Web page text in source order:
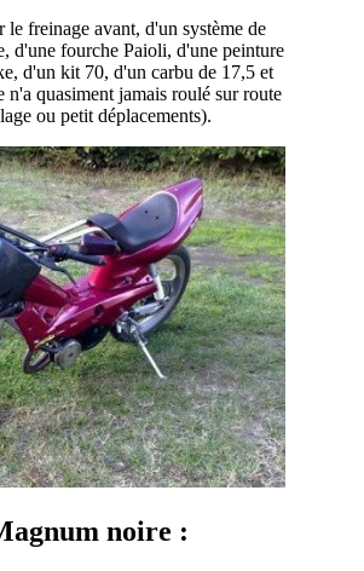
freinage avant, d'un système de
d'une fourche Paioli, d'une peinture
d'un kit 70, d'un carbu de 17,5 et
quasiment jamais roulé sur route
ou petit déplacements).
noire :